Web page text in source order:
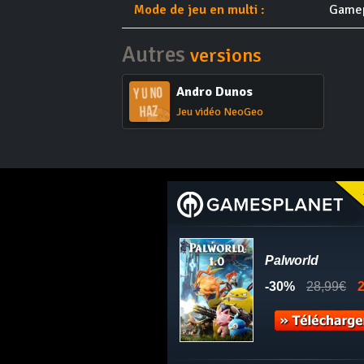
Mode de jeu en multi :
Autres versions
Andro Dunos
Jeu vidéo NeoGeo